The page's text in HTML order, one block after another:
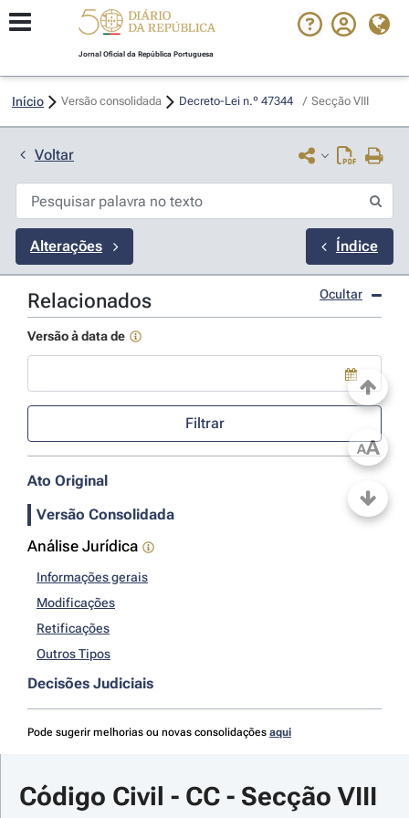
Jornal Oficial da República Portuguesa
Início Versão consolidada Decreto-Lei n.º 47344 / Secção VIII
Voltar
Alterações Índice
Relacionados Ocultar
Versão à data de
Use a tecla de seta para baixo para abrir o calendário; Use as
Filtrar
Ato Original
Versão Consolidada
Análise Jurídica
Informações gerais
Modificações
Retificações
Outros Tipos
Decisões Judiciais
Pode sugerir melhorias ou novas consolidações aqui
Código Civil - CC - Secção VIII
AA